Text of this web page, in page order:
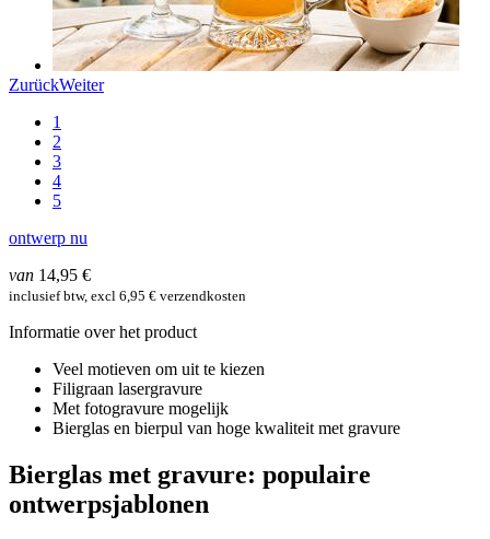
ZurückWeiter
1
2
3
4
5
ontwerp nu
van 14,95 €
inclusief btw, excl 6,95 € verzendkosten
Informatie over het product
Veel motieven om uit te kiezen
Filigraan lasergravure
Met fotogravure mogelijk
Bierglas en bierpul van hoge kwaliteit met gravure
Bierglas met gravure: populaire
ontwerpsjablonen